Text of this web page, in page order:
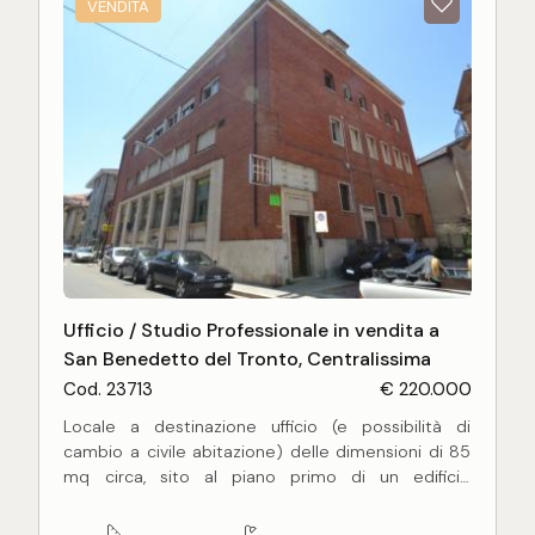
N.B. Possibilità di cambio di destinazione in civile
VENDITA
Ufficio / Studio Professionale in vendita a
San Benedetto del Tronto, Centralissima
Cod. 23713 € 220.000
Locale a destinazione ufficio (e possibilità di
cambio a civile abitazione) delle dimensioni di 85
mq circa, sito al piano primo di un edificio
ampissimo vano open space fornito di 5 ampie